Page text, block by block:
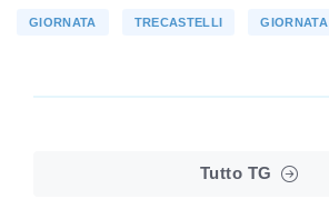
GIORNATA TRECASTELLI GIORNATA
Tutto TG